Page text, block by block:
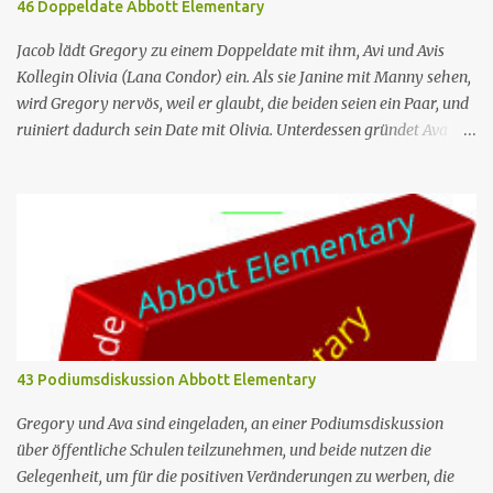
Eine Gruppe von sehr engagierten Lehrern sowie eine etwas
unbeholfene Schulleiterin versuchen trotz aller herrschenden
Widerstände, an einer öffentlichen ...
46 Doppeldate Abbott Elementary
Jacob lädt Gregory zu einem Doppeldate mit ihm, Avi und Avis
Kollegin Olivia (Lana Condor) ein. Als sie Janine mit Manny sehen,
wird Gregory nervös, weil er glaubt, die beiden seien ein Paar, und
ruiniert dadurch sein Date mit Olivia. Unterdessen gründet Ava
sie lesen – „Parable of the Sower“ –, unterschiedlich
interpretieren. Nr. (ges.) 46 Deutscher Titel Doppeldate Serie
Abbott Elementary Staffel Staffel 3 Nr. (St.) 11 Original­titel Double
Date Regie Razan Ghalayini Drehbuch Garrett Werner Erstaus­
strahlung (USA) 1. Mai 2024 Deutsch­sprachige Erst­veröffent­
lichung (D/A/CH) 14. Aug. 2024 Abbott Elementary ist eine US-
amerikanische Sitcom im Mockumentary-Stil, die von Quinta
Brunson erdacht wurde 🏫Eine Gruppe von sehr engagierten
Lehrern sowie eine etwas unbeholfene Schulleiterin versuchen
trotz aller herrschenden Widerstä...
43 Podiumsdiskussion Abbott Elementary
Gregory und Ava sind eingeladen, an einer Podiumsdiskussion
über öffentliche Schulen teilzunehmen, und beide nutzen die
Gelegenheit, um für die positiven Veränderungen zu werben, die